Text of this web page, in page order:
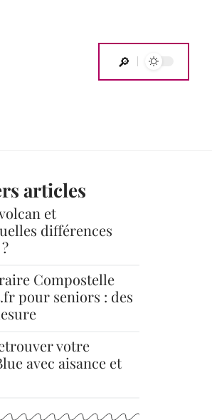
articles
et
différences
Compostelle
pour seniors : des
votre
avec aisance et